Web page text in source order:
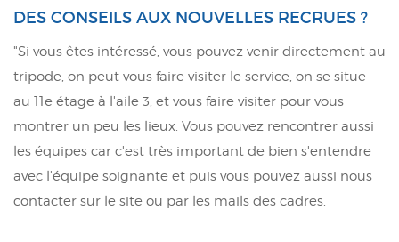
DES CONSEILS AUX NOUVELLES RECRUES ?
"Si vous êtes intéressé, vous pouvez venir directement au
tripode, on peut vous faire visiter le service, on se situe
au 11e étage à l'aile 3, et vous faire visiter pour vous
montrer un peu les lieux. Vous pouvez rencontrer aussi
les équipes car c'est très important de bien s'entendre
avec l'équipe soignante et puis vous pouvez aussi nous
contacter sur le site ou par les mails des cadres.